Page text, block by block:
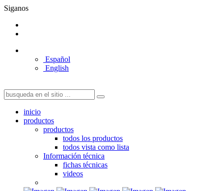
Siganos
Español
English
inicio
productos
productos
todos los productos
todos vista como lista
Información técnica
fichas técnicas
videos